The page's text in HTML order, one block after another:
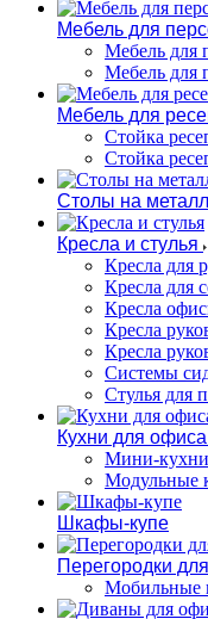
Мебель для
Мебель для
Мебель для
Мебель для
Стойка
Стойка
Столы на
Кресла и стулья
Кресла для
Кресла для
Кресла
Кресла
Кресла
Системы
Стулья для
Кухни для офиса
Мини-кухни
Модульные
Шкафы-купе
Перегородки
Мобильные